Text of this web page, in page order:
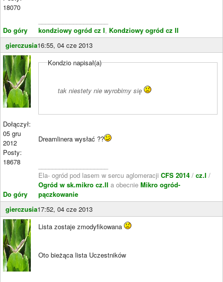
18070
Do góry
kondziowy ogród cz I, Kondziowy ogród cz II
gierczusia16:55, 04 cze 2013
Dołączył:
05 gru
2012
Posty:
18678
Do góry
Kondzio napisał(a)
tak niestety nie wyrobimy się
Dreamlinera wysłać ??
Ela- ogród pod lasem w sercu aglomeracji CFS 2014 / cz.I /
Ogród w sk.mikro cz.II a obecnie Mikro ogród-
pączkowanie
gierczusia17:52, 04 cze 2013
Lista zostaje zmodyfikowana
Oto bieżąca lista Uczestników